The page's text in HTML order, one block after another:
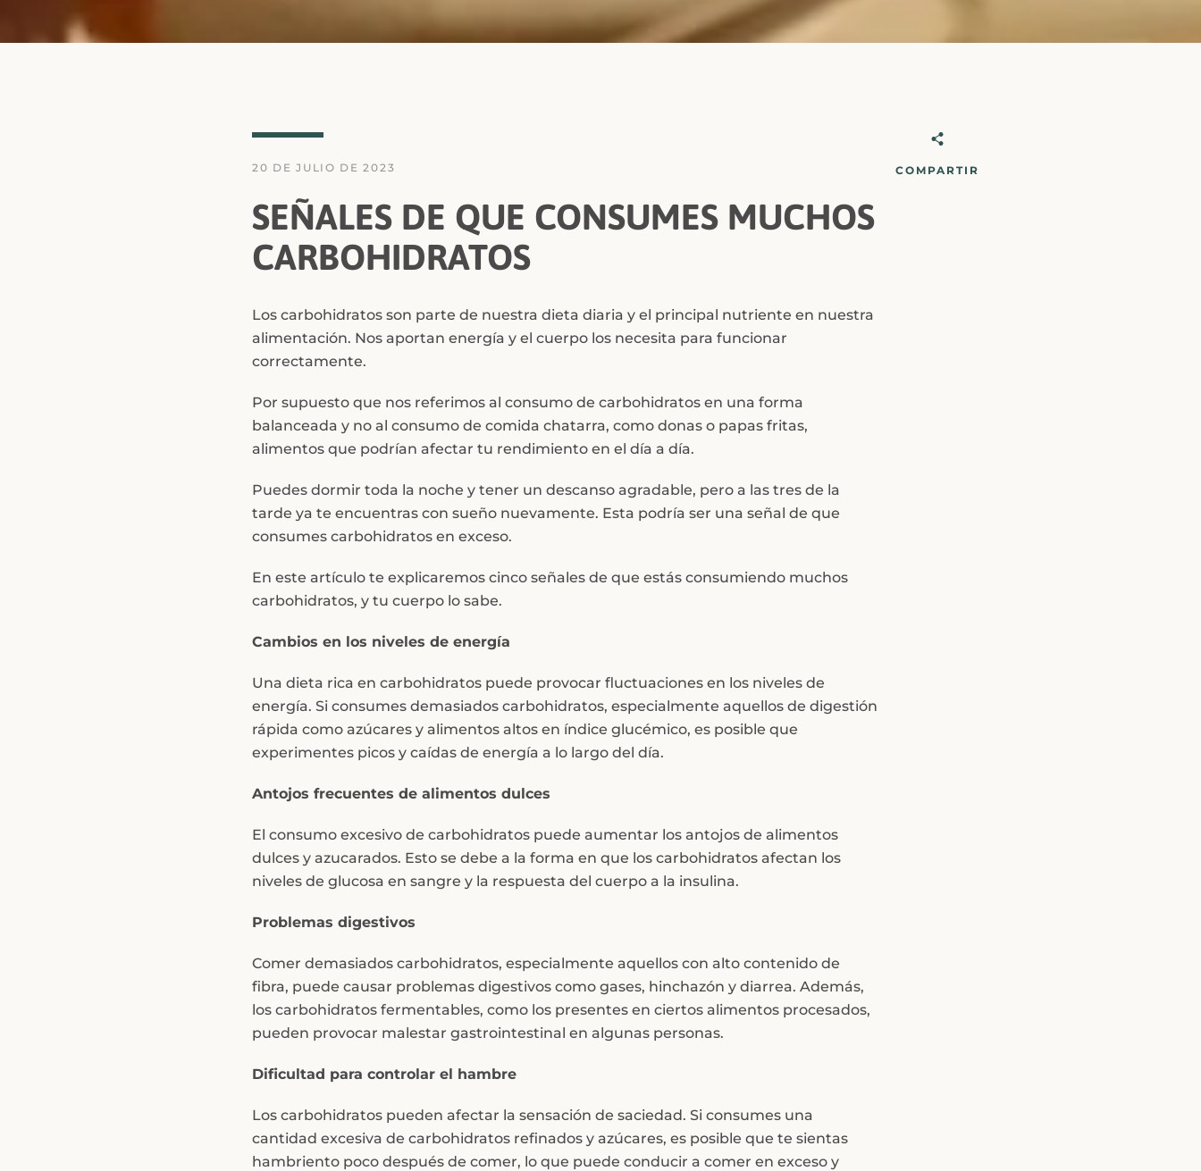
20 DE JULIO DE 2023
SEÑALES DE QUE CONSUMES MUCHOS
CARBOHIDRATOS
Los carbohidratos son parte de nuestra dieta diaria y el principal nutriente en nuestra
alimentación. Nos aportan energía y el cuerpo los necesita para funcionar
correctamente.
Por supuesto que nos referimos al consumo de carbohidratos en una forma
balanceada y no al consumo de comida chatarra, como donas o papas fritas,
alimentos que podrían afectar tu rendimiento en el día a día.
Puedes dormir toda la noche y tener un descanso agradable, pero a las tres de la
tarde ya te encuentras con sueño nuevamente. Esta podría ser una señal de que
consumes carbohidratos en exceso.
En este artículo te explicaremos cinco señales de que estás consumiendo muchos
carbohidratos, y tu cuerpo lo sabe.
Cambios en los niveles de energía
Una dieta rica en carbohidratos puede provocar fluctuaciones en los niveles de
energía. Si consumes demasiados carbohidratos, especialmente aquellos de digestión
rápida como azúcares y alimentos altos en índice glucémico, es posible que
experimentes picos y caídas de energía a lo largo del día.
Antojos frecuentes de alimentos dulces
El consumo excesivo de carbohidratos puede aumentar los antojos de alimentos
dulces y azucarados. Esto se debe a la forma en que los carbohidratos afectan los
niveles de glucosa en sangre y la respuesta del cuerpo a la insulina.
Problemas digestivos
Comer demasiados carbohidratos, especialmente aquellos con alto contenido de
fibra, puede causar problemas digestivos como gases, hinchazón y diarrea. Además,
los carbohidratos fermentables, como los presentes en ciertos alimentos procesados,
pueden provocar malestar gastrointestinal en algunas personas.
Dificultad para controlar el hambre
Los carbohidratos pueden afectar la sensación de saciedad. Si consumes una
cantidad excesiva de carbohidratos refinados y azúcares, es posible que te sientas
hambriento poco después de comer, lo que puede conducir a comer en exceso y
COMPARTIR